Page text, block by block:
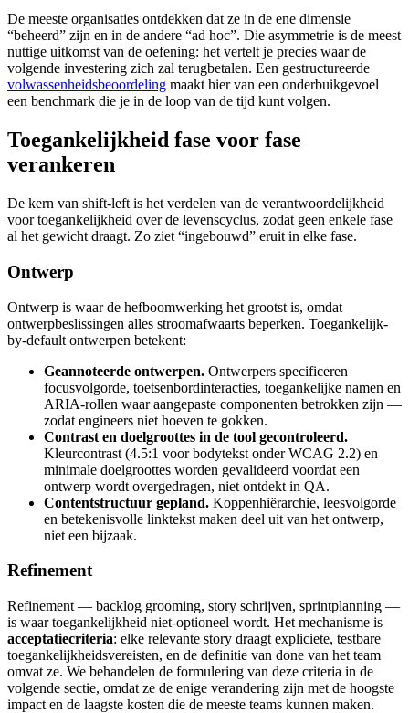
De meeste organisaties ontdekken dat ze in de ene dimensie
“beheerd” zijn en in de andere “ad hoc”. Die asymmetrie is de meest
nuttige uitkomst van de oefening: het vertelt je precies waar de
volgende investering zich zal terugbetalen. Een gestructureerde
volwassenheidsbeoordeling maakt hier van een onderbuikgevoel
een benchmark die je in de loop van de tijd kunt volgen.
Toegankelijkheid fase voor fase
verankeren
De kern van shift-left is het verdelen van de verantwoordelijkheid
voor toegankelijkheid over de levenscyclus, zodat geen enkele fase
al het gewicht draagt. Zo ziet “ingebouwd” eruit in elke fase.
Ontwerp
Ontwerp is waar de hefboomwerking het grootst is, omdat
ontwerpbeslissingen alles stroomafwaarts beperken. Toegankelijk-
by-default ontwerpen betekent:
Geannoteerde ontwerpen. Ontwerpers specificeren
focusvolgorde, toetsenbordinteracties, toegankelijke namen en
ARIA-rollen waar aangepaste componenten betrokken zijn —
zodat engineers niet hoeven te gokken.
Contrast en doelgroottes in de tool gecontroleerd.
Kleurcontrast (4.5:1 voor bodytekst onder WCAG 2.2) en
minimale doelgroottes worden gevalideerd voordat een
ontwerp wordt overgedragen, niet ontdekt in QA.
Contentstructuur gepland. Koppenhiërarchie, leesvolgorde
en betekenisvolle linktekst maken deel uit van het ontwerp,
niet een bijzaak.
Refinement
Refinement — backlog grooming, story schrijven, sprintplanning —
is waar toegankelijkheid niet-optioneel wordt. Het mechanisme is
acceptatiecriteria: elke relevante story draagt expliciete, testbare
toegankelijkheidsvereisten, en de definitie van done van het team
omvat ze. We behandelen de formulering van deze criteria in de
volgende sectie, omdat ze de enige verandering zijn met de hoogste
impact en de laagste kosten die de meeste teams kunnen maken.